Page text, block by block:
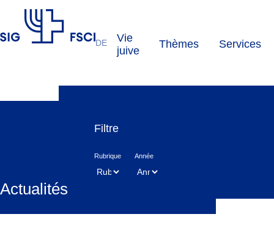
DE
Vie
juive
Thèmes Services
Actualités
Filtre
Rubrique Année